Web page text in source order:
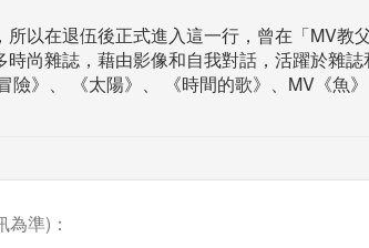
以在退伍後正式進入這一行，曾在「MV教
時尚雜誌，藉由影像和自我對話，活躍於雜
險》、 《太陽》、 《時間的歌》、MV《魚
準)：